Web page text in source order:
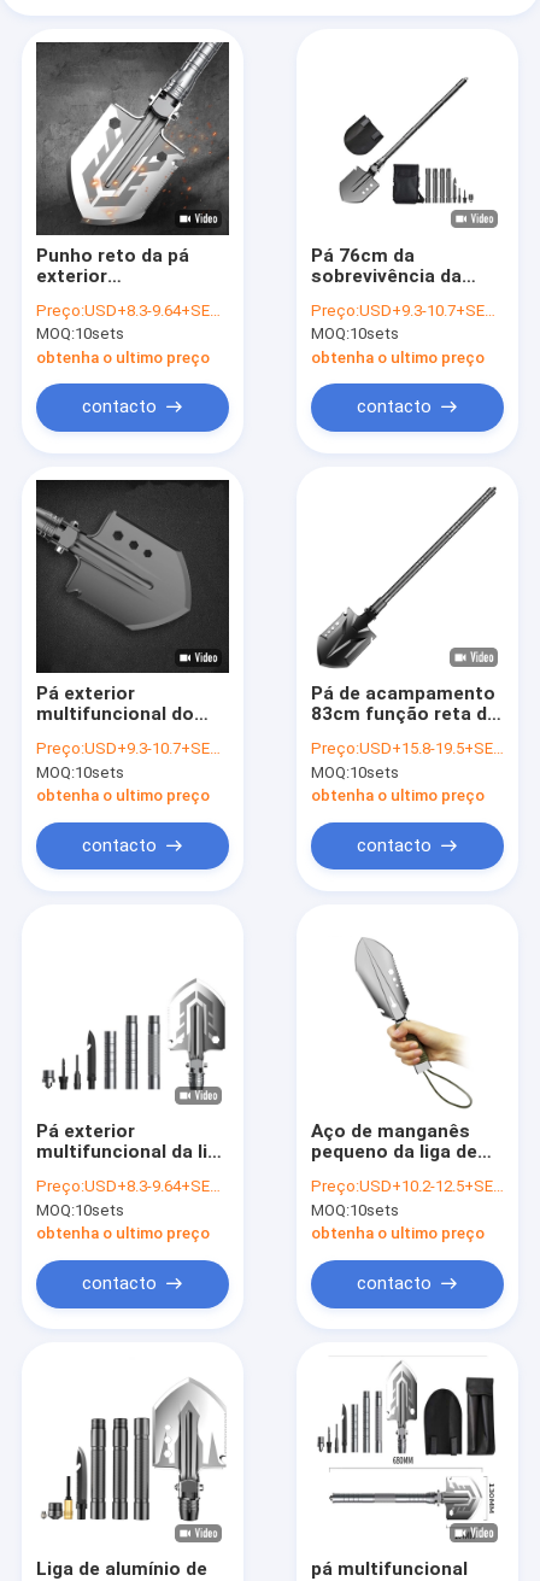
Excursão da fábrica
Notícia
Casos
Barraca do esporte exterior
Barraca de acampamento do telhado
Estale acima a barraca do chuveiro
aro esperta do hula
Punho reto da pá
exterior
pouco peso agrícola
Preço:USD+8.3-9.64+SETS
MOQ:10sets
obtenha o ultimo preço
contacto
Pá 76cm da
sobrevivência da
dobradura da liga de
alumínio multi
Preço:USD+9.3-10.7+SETS
MOQ:10sets
obtenha o ultimo preço
contacto
Pá exterior
multifuncional do
da multi finalidade da
autodefesa
Preço:USD+9.3-10.7+SETS
MOQ:10sets
obtenha o ultimo preço
contacto
Pá de acampamento
83cm função reta do
Preço:USD+15.8-19.5+SETS
MOQ:10sets
obtenha o ultimo preço
contacto
Pá exterior
multifuncional da liga
planejamento
multifuncional
Preço:USD+8.3-9.64+SETS
MOQ:10sets
obtenha o ultimo preço
contacto
Aço de manganês
pequeno da liga de
mão 26cm do jardim
do quadrado agrícola
Preço:USD+10.2-12.5+SETS
MOQ:10sets
obtenha o ultimo preço
contacto
Liga de alumínio de
pá multifuncional